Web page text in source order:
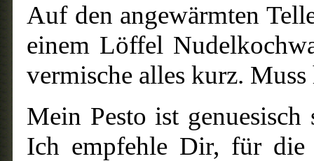
Auf den angewärmten
einem Löffel
vermische alles kurz.
Mein Pesto ist
Ich empfehle Dir, für die